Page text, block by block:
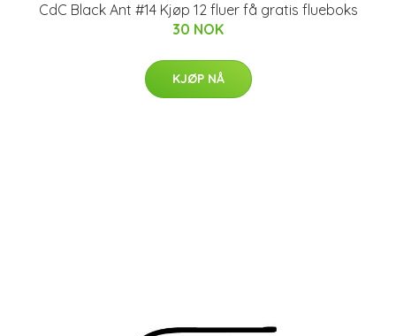
CdC Black Ant #14 Kjøp 12 fluer få gratis flueboks
30 NOK
KJØP NÅ